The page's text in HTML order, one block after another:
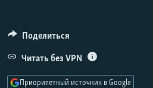
ПОДПИШИТЕСЬ НА РАССЫЛКУ
СОЦИАЛЬНЫЕ СЕТИ
Поделиться
Читать без VPN
Приоритетный источник в Google